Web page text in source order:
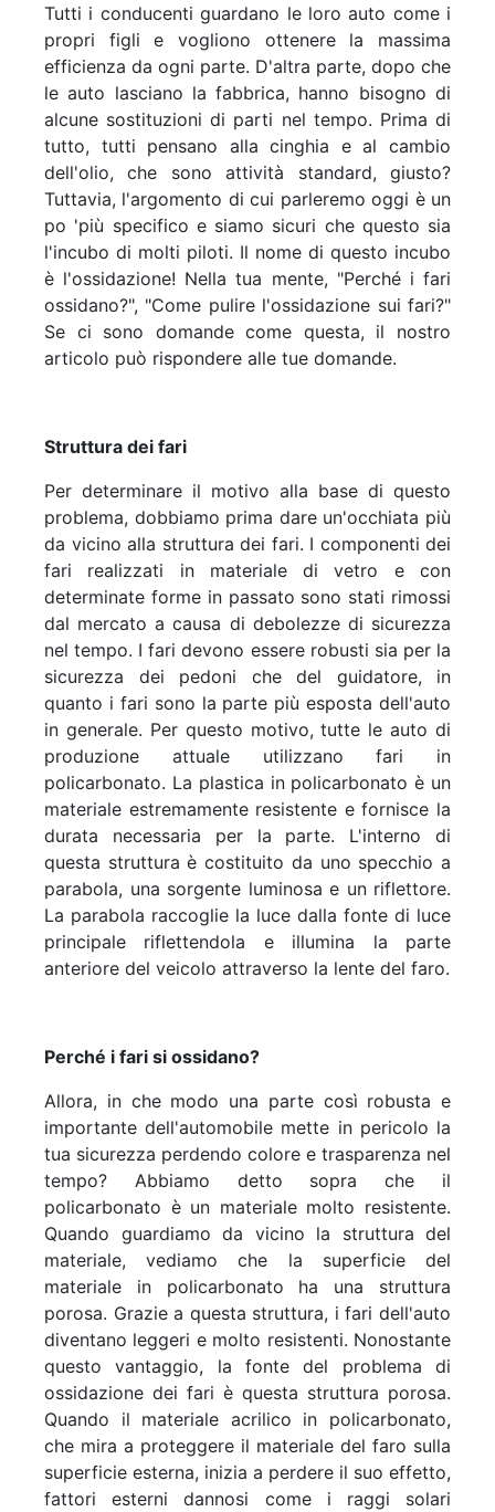
Tutti i conducenti guardano le loro auto come i
propri figli e vogliono ottenere la massima
efficienza da ogni parte. D'altra parte, dopo che
le auto lasciano la fabbrica, hanno bisogno di
alcune sostituzioni di parti nel tempo. Prima di
tutto, tutti pensano alla cinghia e al cambio
dell'olio, che sono attività standard, giusto?
Tuttavia, l'argomento di cui parleremo oggi è un
po 'più specifico e siamo sicuri che questo sia
l'incubo di molti piloti. Il nome di questo incubo
è l'ossidazione! Nella tua mente, "Perché i fari
ossidano?", "Come pulire l'ossidazione sui fari?"
Se ci sono domande come questa, il nostro
articolo può rispondere alle tue domande.
Struttura dei fari
Per determinare il motivo alla base di questo
problema, dobbiamo prima dare un'occhiata più
da vicino alla struttura dei fari. I componenti dei
fari realizzati in materiale di vetro e con
determinate forme in passato sono stati rimossi
dal mercato a causa di debolezze di sicurezza
nel tempo. I fari devono essere robusti sia per la
sicurezza dei pedoni che del guidatore, in
quanto i fari sono la parte più esposta dell'auto
in generale. Per questo motivo, tutte le auto di
produzione attuale utilizzano fari in
policarbonato. La plastica in policarbonato è un
materiale estremamente resistente e fornisce la
durata necessaria per la parte. L'interno di
questa struttura è costituito da uno specchio a
parabola, una sorgente luminosa e un riflettore.
La parabola raccoglie la luce dalla fonte di luce
principale riflettendola e illumina la parte
anteriore del veicolo attraverso la lente del faro.
Perché i fari si ossidano?
Allora, in che modo una parte così robusta e
importante dell'automobile mette in pericolo la
tua sicurezza perdendo colore e trasparenza nel
tempo? Abbiamo detto sopra che il
policarbonato è un materiale molto resistente.
Quando guardiamo da vicino la struttura del
materiale, vediamo che la superficie del
materiale in policarbonato ha una struttura
porosa. Grazie a questa struttura, i fari dell'auto
diventano leggeri e molto resistenti. Nonostante
questo vantaggio, la fonte del problema di
ossidazione dei fari è questa struttura porosa.
Quando il materiale acrilico in policarbonato,
che mira a proteggere il materiale del faro sulla
superficie esterna, inizia a perdere il suo effetto,
fattori esterni dannosi come i raggi solari